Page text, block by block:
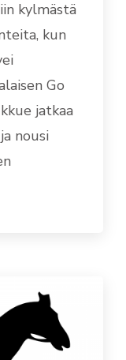
MENOA!
kylmästä
kun
Go
jatkaa
nousi